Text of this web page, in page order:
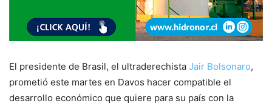
El presidente de Brasil, el ultraderechista Jair Bolsonaro,
prometió este martes en Davos hacer compatible el
desarrollo económico que quiere para su país con la